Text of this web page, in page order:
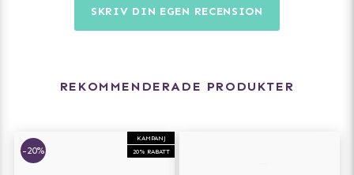
SKRIV DIN EGEN RECENSION
REKOMMENDERADE PRODUKTER
KAMPANJ
20% RABATT
-20%